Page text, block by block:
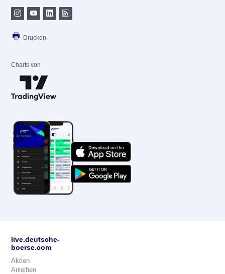
Drucken
Charts von
live.deutsche-
boerse.com
Aktien
Anleihen